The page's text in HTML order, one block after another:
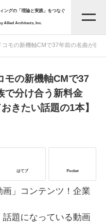
ングの「理論と実践」をつなぐ
Allied Architects, Inc.
覧
探す
資料
資料
コモの新機軸CMで37年前の名曲が
モの新機軸CMで37
で分け合う新料金
きたい話題の1本】
はてブ Pocket
」コンテンツ！企業
題になっている動画